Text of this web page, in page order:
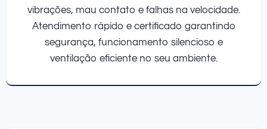
vibrações, mau contato e falhas na velocidade.
Atendimento rápido e certificado garantindo
segurança, funcionamento silencioso e
ventilação eficiente no seu ambiente.